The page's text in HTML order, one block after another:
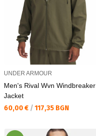
UNDER ARMOUR
Men's Rival Wvn Windbreaker
Jacket
Текуща цена:
60,00 € / 117,35 BGN